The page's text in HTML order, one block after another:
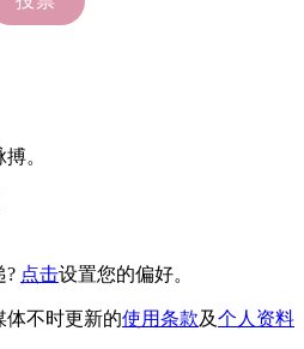
。
? 点击设置您的偏好。
体不时更新的使用条款及个人资料